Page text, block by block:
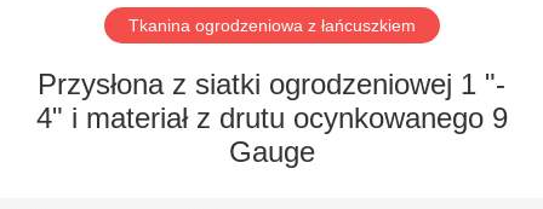
FABRYCE
Tkanina ogrodzeniowa z łańcuszkiem
Przysłona z siatki ogrodzeniowej 1 "-
4" i materiał z drutu ocynkowanego 9
Gauge